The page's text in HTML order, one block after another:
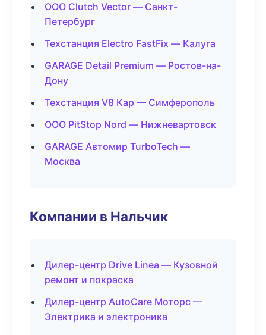
ООО Clutch Vector — Санкт-
Петербург
Техстанция Electro FastFix — Калуга
GARAGE Detail Premium — Ростов-на-
Дону
Техстанция V8 Кар — Симферополь
ООО PitStop Nord — Нижневартовск
GARAGE Автомир TurboTech —
Москва
Компании в Нальчик
Дилер-центр Drive Linea — Кузовной
ремонт и покраска
Дилер-центр AutoCare Моторс —
Электрика и электроника